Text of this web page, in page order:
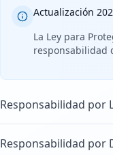
Actualización
La Ley para
responsabilidad
Responsabilidad por
Responsabilidad por